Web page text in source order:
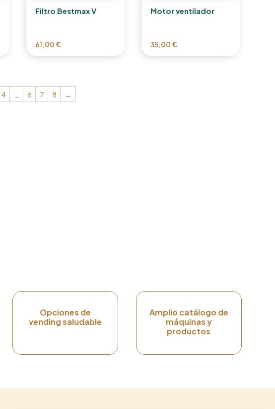
Filtro Bestmax V
61,00€
Motor ventilador
35,00€
4 6 7 8 →
Opciones de
vending saludable
Amplio catálogo de
máquinas y
productos